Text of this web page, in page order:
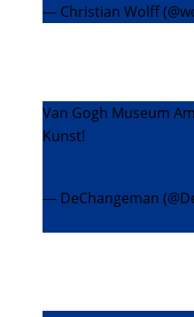
— Christian Wolff
Van Gogh Museum
Kunst!
— DeChangeman